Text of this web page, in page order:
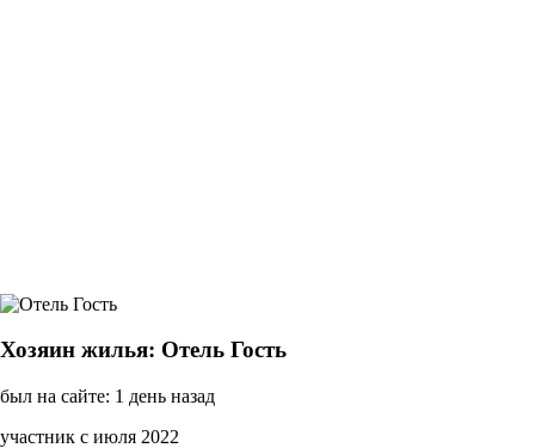
Хозяин жилья: Отель Гость
был на сайте: 1 день назад
участник с июля 2022